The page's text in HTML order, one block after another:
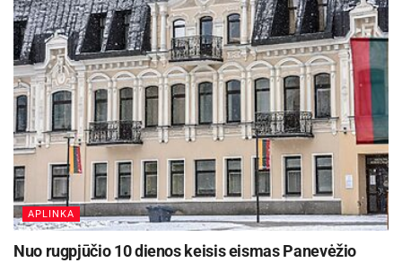
Žymos: Panevėžio miesto savivaldybė
APLINKA
Nuo rugpjūčio 10 dienos keisis eismas Panevėžio